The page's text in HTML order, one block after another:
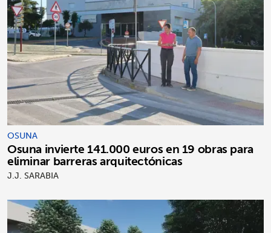
OSUNA
Osuna invierte 141.000 euros en 19 obras para
eliminar barreras arquitectónicas
J.J. SARABIA